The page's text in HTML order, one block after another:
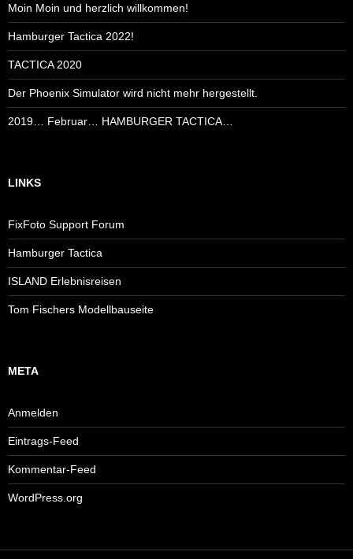
Moin Moin und herzlich willkommen!
Hamburger Tactica 2022!
TACTICA 2020
Der Phoenix Simulator wird nicht mehr hergestellt.
2019… Februar… HAMBURGER TACTICA…
LINKS
FixFoto Support Forum
Hamburger Tactica
ISLAND Erlebnisreisen
Tom Fischers Modellbauseite
META
Anmelden
Eintrags-Feed
Kommentar-Feed
WordPress.org